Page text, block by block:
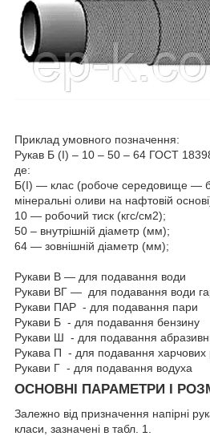
Приклад умовного позначення:
Рукав Б (I) – 10 – 50 – 64 ГОСТ
де:
Б(I) — клас (робоче середовище —
мінеральні оливи на нафтовій
10 — робочий тиск (кгс/см2);
50 – внутрішній діаметр (мм);
64 — зовнішній діаметр (мм);
Рукави В — для подавання води
Рукави ВГ — для подавання води
Рукави ПАР - для подавання пари
Рукави Б - для подавання бензину
Рукави Ш - для подавання
Рукава П - для подавання харчових
Рукави Г - для подавання водуха
ОСНОВНІ ПАРАМЕТРИ І
Залежно від призначення напірні
класи, зазначені в табл. 1.